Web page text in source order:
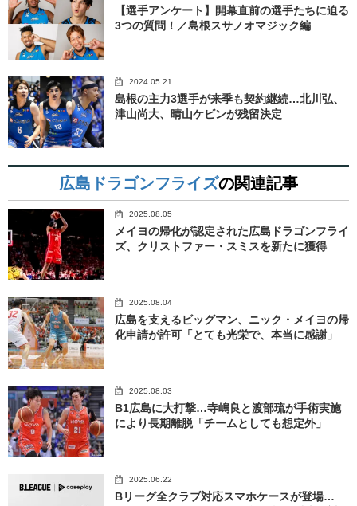
【選手アンケート】開幕直前の選手たちに迫る
3つの質問！／島根スサノオマジック編
2024.05.21
島根の主力3選手が来季も契約継続…北川弘、
津山尚大、晴山ケビンが残留決定
広島ドラゴンフライズの関連記事
2025.08.05
メイヨの帰化が認定された広島ドラゴンフライ
ズ、クリストファー・スミスを新たに獲得
2025.08.04
広島を支えるビッグマン、ニック・メイヨの帰
化申請が許可「とても光栄で、本当に感謝」
2025.08.03
B1広島に大打撃…寺嶋良と渡部琉が手術実施
により長期離脱「チームとしても想定外」
2025.06.22
Bリーグ全クラブ対応スマホケースが登場…